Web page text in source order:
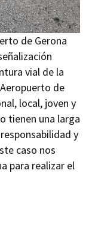
de Gerona
vial de la
de
local, joven y
tienen una larga
y
caso nos
para realizar el